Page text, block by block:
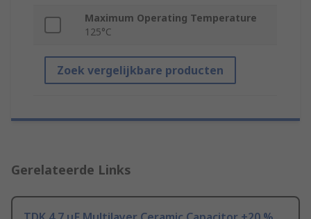
Maximum Operating Temperature
125°C
Zoek vergelijkbare producten
Gerelateerde Links